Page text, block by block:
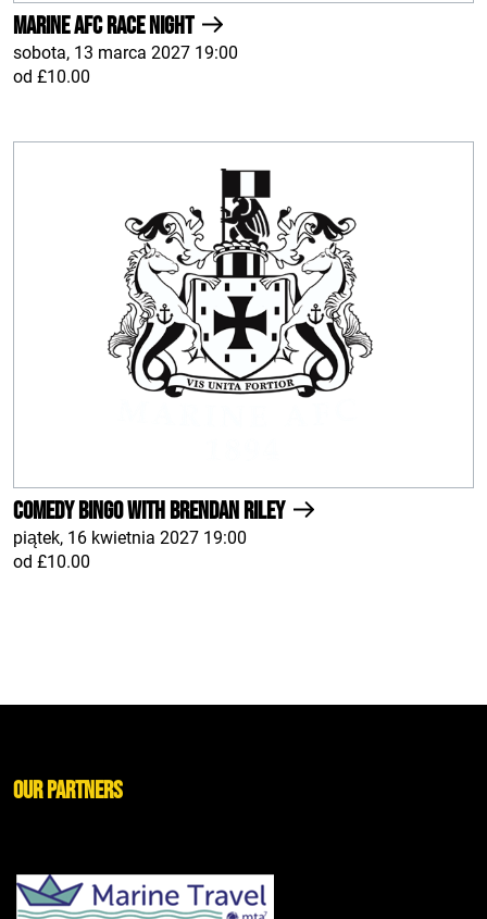
Marine AFC Race Night
sobota, 13 marca 2027 19:00
od £10.00
Comedy Bingo With Brendan Riley
piątek, 16 kwietnia 2027 19:00
od £10.00
Our Partners